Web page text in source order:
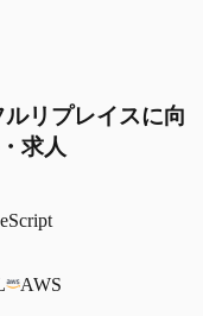
リプレイスに向
求人
AWS